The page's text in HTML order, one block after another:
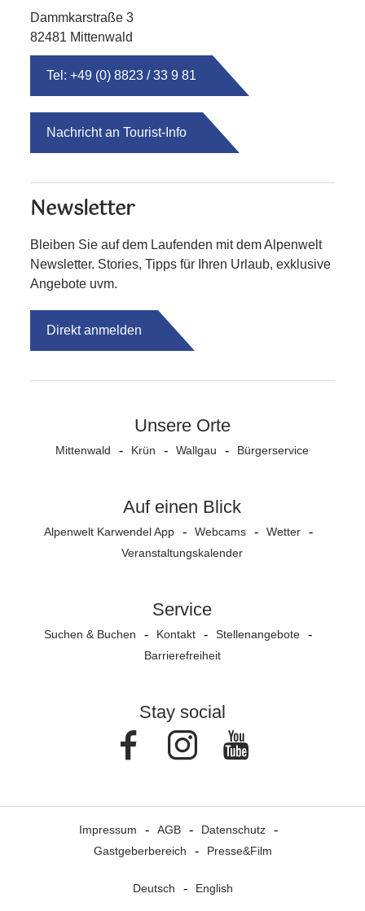
Dammkarstraße 3
82481 Mittenwald
Tel: +49 (0) 8823 / 33 9 81
Nachricht an Tourist-Info
Newsletter
Bleiben Sie auf dem Laufenden mit dem Alpenwelt
Newsletter. Stories, Tipps für Ihren Urlaub, exklusive
Angebote uvm.
Direkt anmelden
Unsere Orte
Mittenwald Krün Wallgau Bürgerservice
Auf einen Blick
Alpenwelt Karwendel App Webcams
Wetter
Veranstaltungs­kalender
Service
Suchen & Buchen Kontakt
Stellenangebote
Barrierefreiheit
Stay social
FacebookInstagram
Impressum AGB
Datenschutz
Gastgeberbereich
Presse&Film
Deutsch English